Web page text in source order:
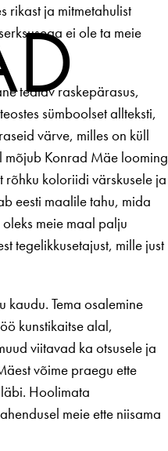
rikast ja mitmetahulist
ei ole ta meie
teatav raskepärasus,
sümboolset allteksti,
värve, milles on küll
Konrad Mäe looming
rõhku koloriidi värskusele ja
eesti maalile tahu, mida
meie maal palju
tegelikkusetajust, mille just
Tema osalemine
kunstikaitse alal,
viitavad ka otsusele ja
võime praegu ette
Hoolimata
meie ette niisama